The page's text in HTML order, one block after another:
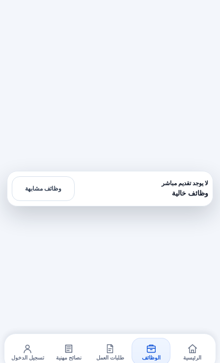
لا يوجد تقديم مباشر
وظائف خالية
وظائف مشابهة
الرئيسية الوظائف طلبات العمل نصائح مهنية تسجيل الدخول